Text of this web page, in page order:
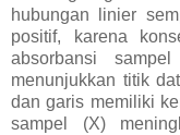
hubungan linier
positif, karena
absorbansi
menunjukkan titik
dan garis memiliki
sampel (X)